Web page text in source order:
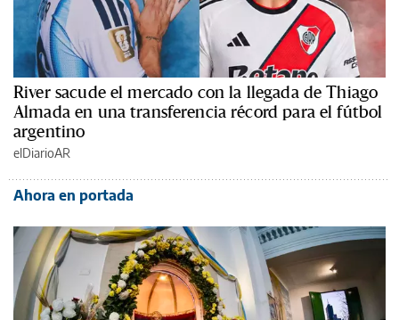
River sacude el mercado con la llegada de Thiago
Almada en una transferencia récord para el fútbol
argentino
elDiarioAR
Ahora en portada